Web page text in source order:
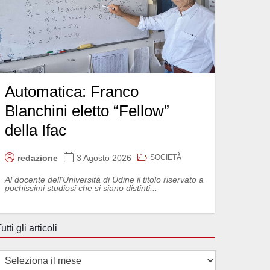
Automatica: Franco
Blanchini eletto “Fellow”
della Ifac
redazione 3 Agosto 2026 SOCIETÀ
Al docente dell'Università di Udine il titolo riservato a
pochissimi studiosi che si siano distinti...
gli articoli